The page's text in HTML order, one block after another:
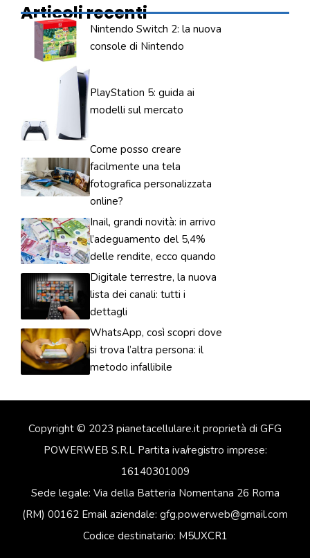
Articoli recenti
Nintendo Switch 2: la nuova
console di Nintendo
PlayStation 5: guida ai
modelli sul mercato
Come posso creare
facilmente una tela
fotografica personalizzata
online?
Inail, grandi novità: in arrivo
l’adeguamento del 5,4%
delle rendite, ecco quando
Digitale terrestre, la nuova
lista dei canali: tutti i
dettagli
WhatsApp, così scopri dove
si trova l’altra persona: il
metodo infallibile
Copyright © 2023 pianetacellulare.it proprietà di GFG
POWERWEB S.R.L Partita iva/registro imprese:
16140301009
Sede legale: Via della Batteria Nomentana 26 Roma
(RM) 00162 Email aziendale: gfg.powerweb@gmail.com
Codice destinatario: M5UXCR1